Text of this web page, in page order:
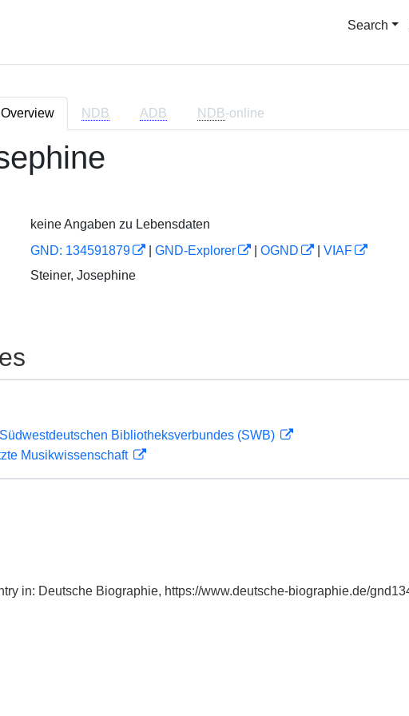
Search
Overview NDB ADB NDB-online
keine Angaben zu Lebensdaten
GND: 134591879 GND-Explorer OGND
VIAF
Steiner, Josephine
Bibliotheksverbundes (SWB)
Musikwissenschaft
in: Deutsche Biographie, https://www.deutsche-biographie.de/